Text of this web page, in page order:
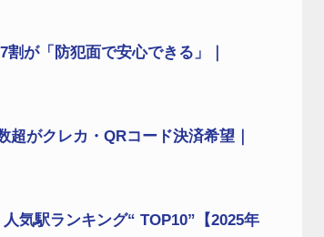
が「防犯面で安心できる」｜
がクレカ・QRコード決済希望｜
気駅ランキング“ TOP10”【2025年